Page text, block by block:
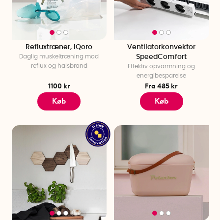
En 50-års fødselsdag er en særlig lejlighed, der kræver en
mindeværdig gave. Når man leder efter den perfekte 50-års
fødselsdagsgave til en kvinde eller mand, er det vigtigt at
overveje deres unikke interesser og livsstil. En 50-års
fødselsdagsgave skal ikke kun være et symbol på
påskønnelse, men også noget, der vil berige fødselarens
Gaveidéer, der rører
Den eventyrlystne 50-årige kan overveje en robust
Disse praktiske gaver vil ikke kun blive værdsat, men også
brugt i mange år fremover. Til dem, der elsker at socialisere
og underholde, kan en stilfuld og innovativ
sugerørvære det perfekte valg.
Hvis du leder efter noget til hjemmekokken, kan du overveje
køkkenudstyr, der kombinerer stil og funktionalitet. En smukt
designetknivsliber
forenkle madlavningen og være iøjnefaldende. Til dem, der
Refluxtræner, IQoro
Daglig muskeltræning mod
reflux og halsbrand
1100 kr
Køb
Ventilatorkonvektor
SpeedComfort
Effektiv opvarmning og
energibesparelse
Fra 485 kr
Køb